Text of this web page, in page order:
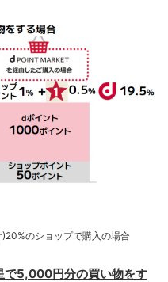
のショップで購入の場合
で5,000円分の買い物をす